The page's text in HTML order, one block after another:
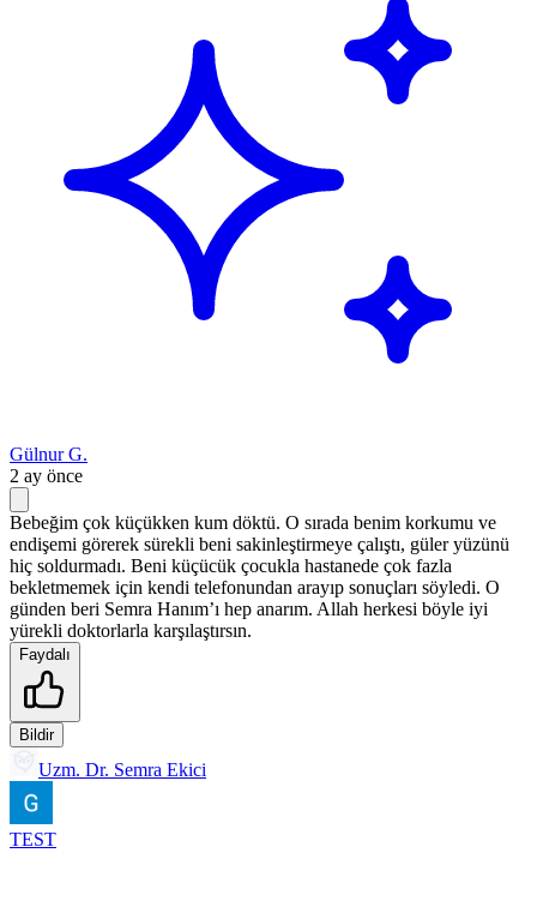
Gülnur G.
2 ay önce
Bebeğim çok küçükken kum döktü. O sırada benim korkumu ve
endişemi görerek sürekli beni sakinleştirmeye çalıştı, güler yüzünü
hiç soldurmadı. Beni küçücük çocukla hastanede çok fazla
bekletmemek için kendi telefonundan arayıp sonuçları söyledi. O
günden beri Semra Hanım’ı hep anarım. Allah herkesi böyle iyi
yürekli doktorlarla karşılaştırsın.
Faydalı
Bildir
Uzm. Dr. Semra Ekici
TEST